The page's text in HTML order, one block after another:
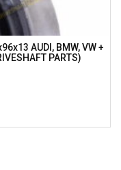
AUDI, BMW, VW +
PARTS)